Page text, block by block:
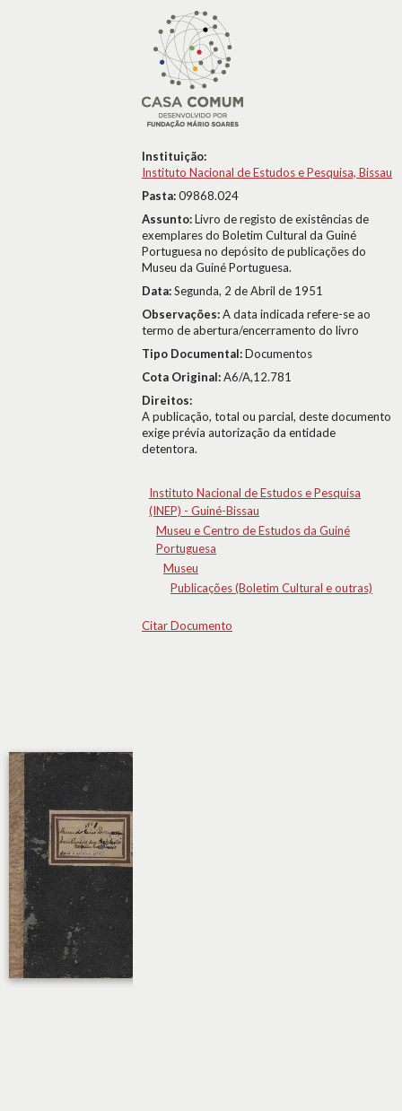
Instituição:
Instituto Nacional de Estudos e Pesquisa, Bissau
Pasta:09868.024
Assunto:Livro de registo de existências de
exemplares do Boletim Cultural da Guiné
Portuguesa no depósito de publicações do
Museu da Guiné Portuguesa.
Data:Segunda, 2 de Abril de 1951
Observações:A data indicada refere-se ao
termo de abertura/encerramento do livro
Tipo Documental:Documentos
Cota Original:A6/A,12.781
Direitos:
A publicação, total ou parcial, deste documento
exige prévia autorização da entidade
detentora.
Instituto Nacional de Estudos e Pesquisa
(INEP) - Guiné-Bissau
Museu e Centro de Estudos da Guiné
Portuguesa
Museu
Publicações (Boletim Cultural e outras)
Citar Documento